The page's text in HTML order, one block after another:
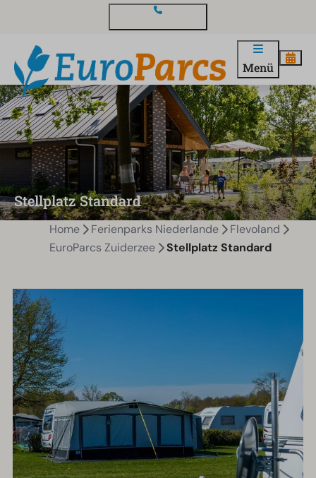
Menü
Stellplatz Standard
Home Ferienparks Niederlande
Flevoland
EuroParcs Zuiderzee
Stellplatz Standard